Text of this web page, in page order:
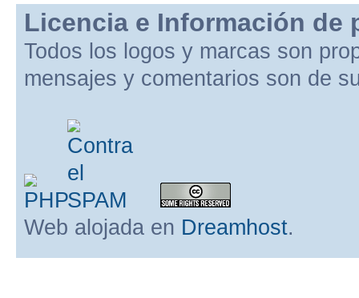
Licencia e Información de
Todos los logos y marcas son
mensajes y comentarios son de
Web alojada en Dreamhost.